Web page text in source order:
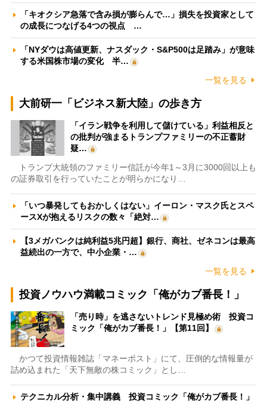
「キオクシア急落で含み損が膨らんで…」損失を投資家として
の成長につなげる4つの視点 …
「NYダウは高値更新、ナスダック・S&P500は足踏み」が意味
する米国株市場の変化 半…
一覧を見る
大前研一「ビジネス新大陸」の歩き方
「イラン戦争を利用して儲けている」利益相反と
の批判が強まるトランプファミリーの不正蓄財
疑…
トランプ大統領のファミリー信託が今年1～3月に3000回以上も
の証券取引を行っていたことが明らかになり…
「いつ暴発してもおかしくはない」イーロン・マスク氏とスペ
ースXが抱えるリスクの数々「絶対…
【3メガバンクは純利益5兆円超】銀行、商社、ゼネコンは最高
益続出の一方で、中小企業・…
一覧を見る
投資ノウハウ満載コミック「俺がカブ番長！」
「売り時」を逃さないトレンド見極め術 投資コ
ミック「俺がカブ番長！」【第11回】
かつて投資情報雑誌「マネーポスト」にて、圧倒的な情報量が
詰め込まれた「天下無敵の株コミック」とし…
テクニカル分析・集中講義 投資コミック「俺がカブ番長！」